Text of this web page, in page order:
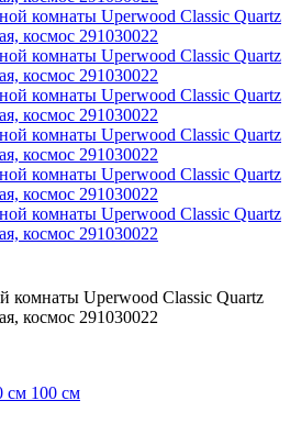
комнаты Uperwood Classic Quartz
космос 291030022
см 100 см